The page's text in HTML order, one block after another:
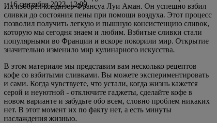
16 сентября 2023, 12:09
Их изобрел кондитер Франсуа Луи Аман. Он успешно взбил
сливки до состояния пены при помощи воздуха. Этот процесс
позволил получить легкую и пышную консистенцию сливок,
которую мы сегодня знаем и любим. Взбитые сливки стали
популярными во Франции и вскоре покорили мир. Открытие
значительно изменило мир кулинарного искусства.
В этом материале мы представим вам несколько рецептов
кофе со взбитыми сливками. Вы можете экспериментировать
и сами. Когда чувствуете, что устали, когда жизнь кажется
серой и неуютной - отключите гаджеты, сделайте кофе в
новом варианте и забудьте обо всем, словно проблем никаких
нет. В этот момент их по факту нет, а есть минуты
наслаждения жизнью.